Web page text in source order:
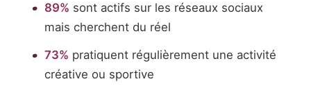
89% sont actifs sur les réseaux sociaux
mais cherchent du réel
73% pratiquent régulièrement une activité
créative ou sportive